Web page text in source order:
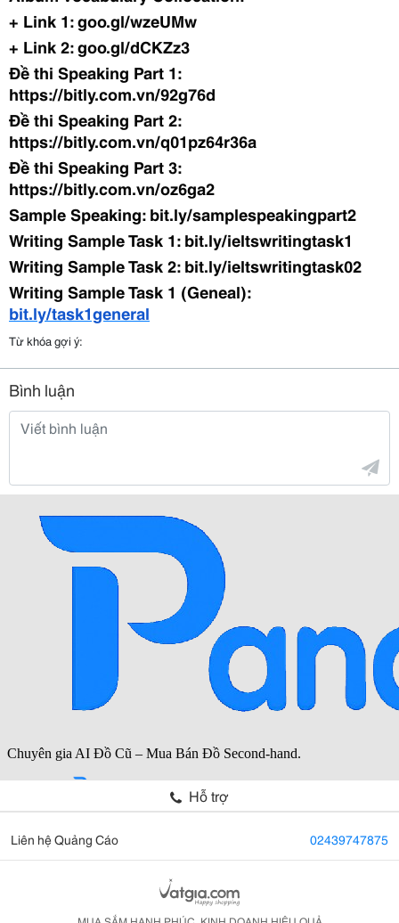
+ Link 1: goo.gl/wzeUMw
+ Link 2: goo.gl/dCKZz3
Đề thi Speaking Part 1:
https://bitly.com.vn/92g76d
Đề thi Speaking Part 2:
https://bitly.com.vn/q01pz64r36a
Đề thi Speaking Part 3:
https://bitly.com.vn/oz6ga2
Sample Speaking: bit.ly/samplespeakingpart2
Writing Sample Task 1: bit.ly/ieltswritingtask1
Writing Sample Task 2: bit.ly/ieltswritingtask02
Writing Sample Task 1 (Geneal):
bit.ly/task1general
Từ khóa gợi ý:
Bình luận
Hỗ trợ
Liên hệ Quảng Cáo 02439747875